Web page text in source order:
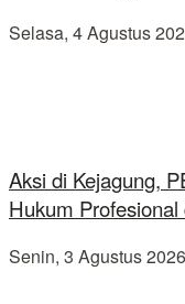
Selasa, 4 Agustus
Aksi di Kejagung,
Hukum Profesional
Senin, 3 Agustus